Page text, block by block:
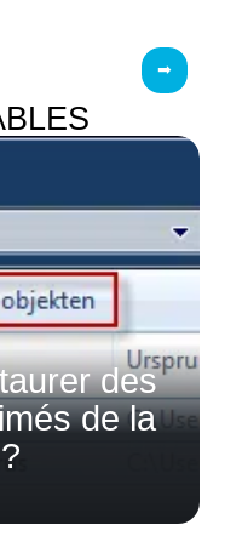
des
de la